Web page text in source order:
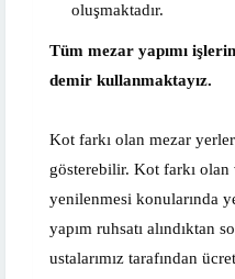
oluşmaktadır.
Tüm mezar yapımı
demir kullanmaktayız.
Kot farkı olan mezar
gösterebilir. Kot farkı olan
yenilenmesi konularında
yapım ruhsatı alındıktan
ustalarımız tarafından